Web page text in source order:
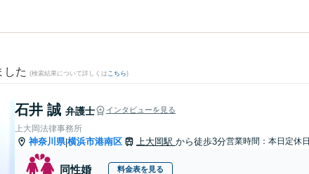
した (検索結果について詳しくは こちら)
石井 誠 弁護士 インタビューを見る
上大岡法律事務所
神奈川県|横浜市港南区 上大岡駅 から徒歩3分営業時間：本日定休日
同性婚 料金表を見る